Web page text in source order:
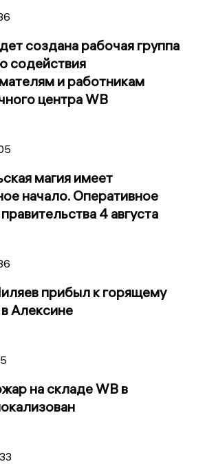
создана рабочая группа
содействия
и работникам
центра WB
магия имеет
начало. Оперативное
4 августа
прибыл к горящему
Алексине
на складе WB в